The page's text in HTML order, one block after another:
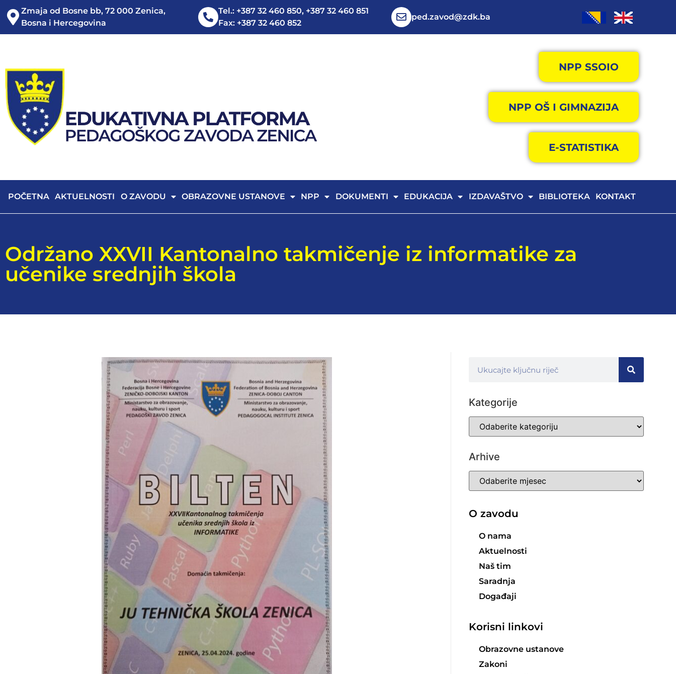
Zmaja od Bosne bb, 72 000 Zenica,
Bosna i Hercegovina
Tel.: +387 32 460 850, +387 32 460 851
Fax: +387 32 460 852
ped.zavod@zdk.ba
NPP SSOIO
NPP OŠ I GIMNAZIJA
E-STATISTIKA
POČETNA AKTUELNOSTI O ZAVODU OBRAZOVNE USTANOVE NPP DOKUMENTI EDUKACIJA IZDAVAŠTVO BIBLIOTEKA KONTAKT
Održano XXVII Kantonalno takmičenje iz informatike za
učenike srednjih škola
Kategorije
Arhive
O zavodu
O nama
Aktuelnosti
Naš tim
Saradnja
Događaji
Korisni linkovi
Obrazovne ustanove
Zakoni